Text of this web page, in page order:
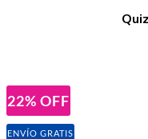
22% OFF
ENVÍO GRATIS